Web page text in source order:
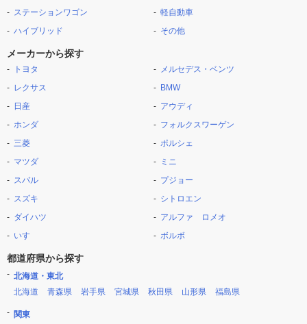
ステーションワゴン
ハイブリッド
軽自動車
その他
メーカーから探す
トヨタ
レクサス
日産
ホンダ
三菱
マツダ
スバル
スズキ
ダイハツ
いすゞ
メルセデス・ベンツ
BMW
アウディ
フォルクスワーゲン
ポルシェ
ミニ
プジョー
シトロエン
アルファ ロメオ
ボルボ
都道府県から探す
北海道・東北
北海道
青森県 岩手県 宮城県 秋田県 山形県 福島県
関東